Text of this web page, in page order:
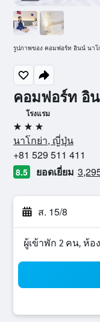
คอมฟอร์ท อิ
โรงแรม
3 ดาว
นาโกย่า, ญี่ปุ่น
+81 529 511 411
8.5 ยอดเยี่ยม
ส. 15/8
ผู้เข้าพัก 2 คน, ห้อ
รูปภาพของ คอมฟอร์ท อินน์ นาโ